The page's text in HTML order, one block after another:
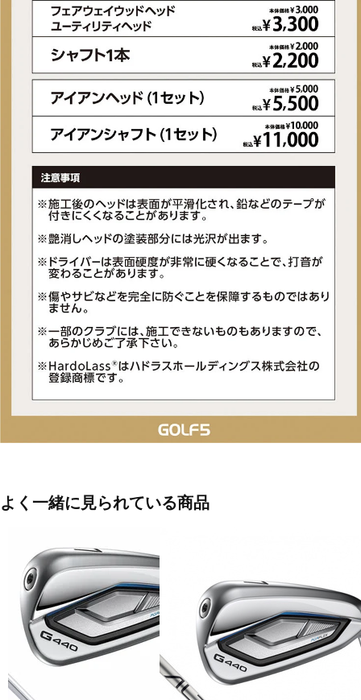
■アイアンヘッド素材・製法：ヘッド素材:ハイパー17-4ステンレススチ
■ヘッド仕上げ：ハイドロパールクローム仕上げ
■アイアントルク(度)：1.7
■付属ヘッドカバー：無
■付属品：無
■ロフト角#7I(度)：29
■ライ角#7I(度)：62
■クラブ長さ#7I(インチ)：37
■クラブ長さ(インチ)：37
■バランス#7I：D0
■アイアンバランス：D0
■キックポイント：中
■メーカー型番：6360610015
よく一緒に見られている商品